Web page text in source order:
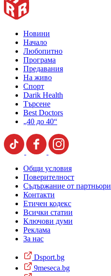
Новини
Начало
Любопитно
Програма
Предавания
На живо
Спорт
Darik Health
Търсене
Best Doctors
„40 до 40“
Общи условия
Поверителност
Съдържание от партньори
Контакти
Етичен кодекс
Всички статии
Ключови думи
Реклама
За нас
Dsport.bg
9meseca.bg